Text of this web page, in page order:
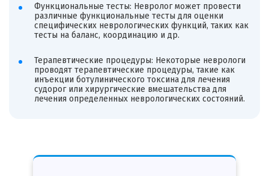
Функциональные тесты: Невролог может провести
различные функциональные тесты для оценки
специфических неврологических функций, таких как
тесты на баланс, координацию и др.
Терапевтические процедуры: Некоторые неврологи
проводят терапевтические процедуры, такие как
инъекции ботулинического токсина для лечения
судорог или хирургические вмешательства для
лечения определенных неврологических состояний.